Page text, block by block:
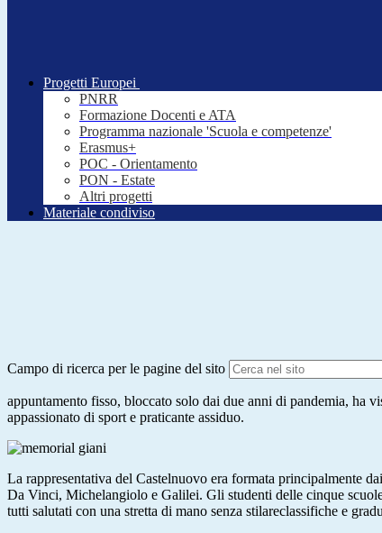
Progetti Europei
PNRR
Formazione Docenti e ATA
Programma nazionale 'Scuola e competenze'
Erasmus+
POC - Orientamento
PON - Estate
Altri progetti
Materiale condiviso
Campo di ricerca per le pagine del sito
appuntamento fisso, bloccato solo dai due anni di pandemia, ha
appassionato di sport e praticante assiduo.
La rappresentativa del Castelnuovo era formata principalmente
Da Vinci, Michelangiolo e Galilei. Gli studenti delle cinque
tutti salutati con una stretta di mano senza stilareclassifiche e